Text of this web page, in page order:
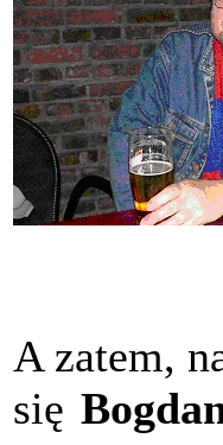
A zatem,
się